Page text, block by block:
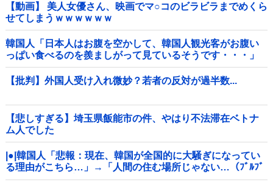
【動画】 美人女優さん、映画でマ○コのビラビラまでめくら
せてしまうｗｗｗｗｗｗ
韓国人「日本人はお腹を空かして、韓国人観光客がお腹い
っぱい食べるのを羨ましがって見ているそうです・・・」
【批判】外国人受け入れ微妙？若者の反対が過半数...
【悲しすぎる】埼玉県飯能市の件、やはり不法滞在ベトナ
ム人でした
|●|韓国人「悲報：現在、韓国が全国的に大騒ぎになってい
る理由がこちら…」→「人間の住む場所じゃない…（ﾌﾞﾙﾌﾞ
ﾙ」＝韓国の反応